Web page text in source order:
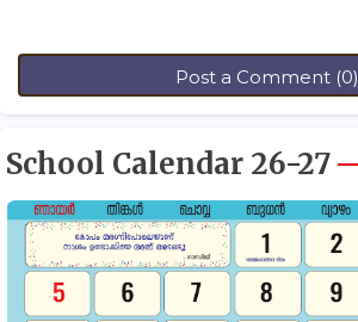
Post a Comment (0)
School Calendar 26-27